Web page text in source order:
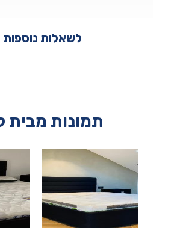
לשאלות נוספות
תמונות מבית